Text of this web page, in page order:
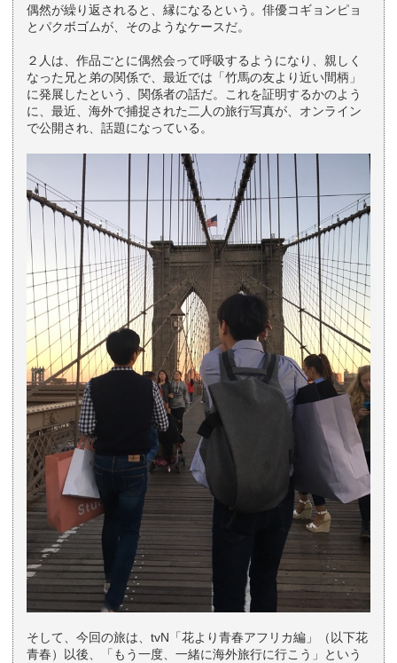
偶然が繰り返されると、縁になるという。俳優コギョンピョ
とパクボゴムが、そのようなケースだ。
２人は、作品ごとに偶然会って呼吸するようになり、親しく
なった兄と弟の関係で、最近では「竹馬の友より近い間柄」
に発展したという、関係者の話だ。これを証明するかのよう
に、最近、海外で捕捉された二人の旅行写真が、オンライン
で公開され、話題になっている。
そして、今回の旅は、tvN「花より青春アフリカ編」（以下花
青春）以後、「もう一度、一緒に海外旅行に行こう」という